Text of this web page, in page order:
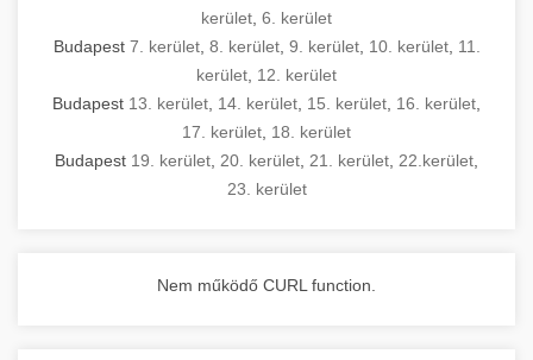
kerület 6. kerület
Budapest 7. kerület, 8. kerület, 9. kerület, 10. kerület, 11.
kerület 12. kerület
Budapest 13. kerület 14. kerület 15. kerület 16. kerület
17. kerület 18. kerület
Budapest 19. kerület 20. kerület 21. kerület 22.kerület
23. kerület
Nem működő CURL function.